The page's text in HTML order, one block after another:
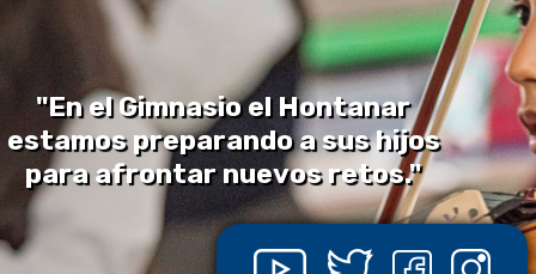
"En el Gimnasio el Hontanar
estamos preparando a sus hijos
para afrontar nuevos retos."